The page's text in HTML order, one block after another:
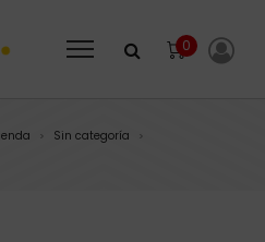
0
> Sin categoría >